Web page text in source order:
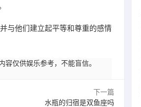
与他们建立起平等和尊重的感情
仅供娱乐参考，不能盲信。
下一篇
水瓶的归宿是双鱼座吗